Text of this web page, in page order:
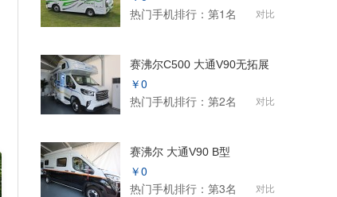
热门手机排行：第1名
对比
赛沸尔C500 大通V90无拓展
￥0
热门手机排行：第2名
对比
赛沸尔 大通V90 B型
￥0
热门手机排行：第3名
对比